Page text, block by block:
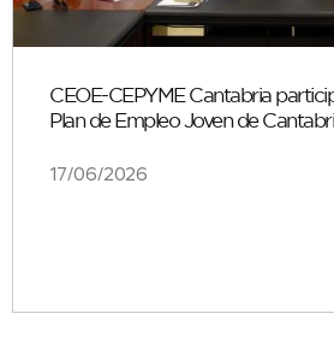
CEOE-CEPYME Cantabria
Plan de Empleo Joven de
17/06/2026